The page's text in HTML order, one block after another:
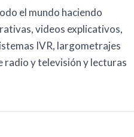
el mundo haciendo
videos explicativos,
IVR, largometrajes
radio y televisión y lecturas